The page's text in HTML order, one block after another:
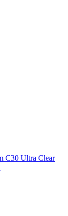
C30 Ultra Clear